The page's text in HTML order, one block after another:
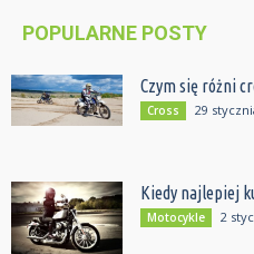
POPULARNE POSTY
Czym się różni
Cross 29
Kiedy najlepiej
Motocykle 2